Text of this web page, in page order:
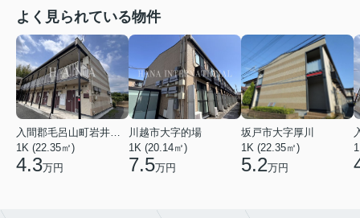
よく見られている物件
入間郡毛呂山町岩井西１丁目
1K (22.35㎡)
4.3万円
川越市大字的場
1K (20.14㎡)
7.5万円
坂戸市大字厚川
1K (22.35㎡)
5.2万円